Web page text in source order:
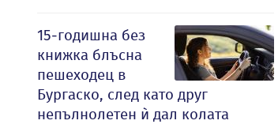
15-годишна без
книжка блъсна
пешеходец в
Бургаско, след като друг
непълнолетен ѝ дал колата